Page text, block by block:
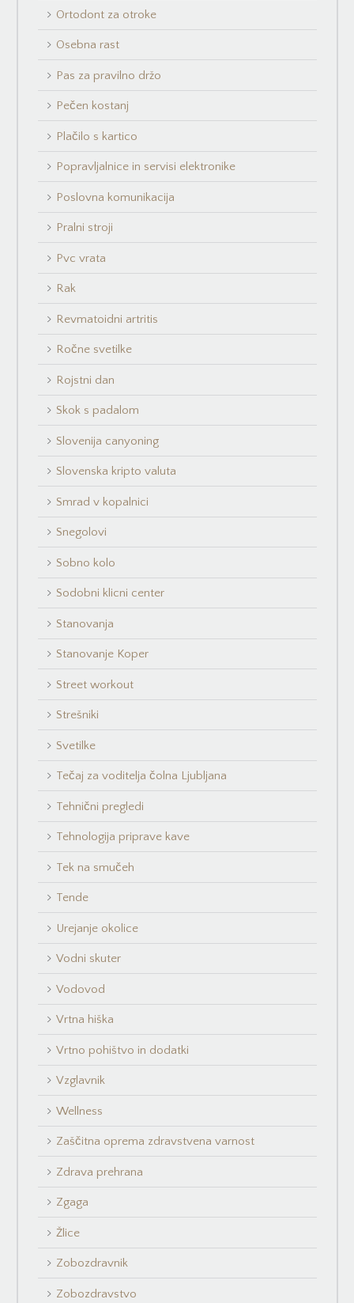
Ortodont za otroke
Osebna rast
Pas za pravilno držo
Pečen kostanj
Plačilo s kartico
Popravljalnice in servisi elektronike
Poslovna komunikacija
Pralni stroji
Pvc vrata
Rak
Revmatoidni artritis
Ročne svetilke
Rojstni dan
Skok s padalom
Slovenija canyoning
Slovenska kripto valuta
Smrad v kopalnici
Snegolovi
Sobno kolo
Sodobni klicni center
Stanovanja
Stanovanje Koper
Street workout
Strešniki
Svetilke
Tečaj za voditelja čolna Ljubljana
Tehnični pregledi
Tehnologija priprave kave
Tek na smučeh
Tende
Urejanje okolice
Vodni skuter
Vodovod
Vrtna hiška
Vrtno pohištvo in dodatki
Vzglavnik
Wellness
Zaščitna oprema zdravstvena varnost
Zdrava prehrana
Zgaga
Žlice
Zobozdravnik
Zobozdravstvo